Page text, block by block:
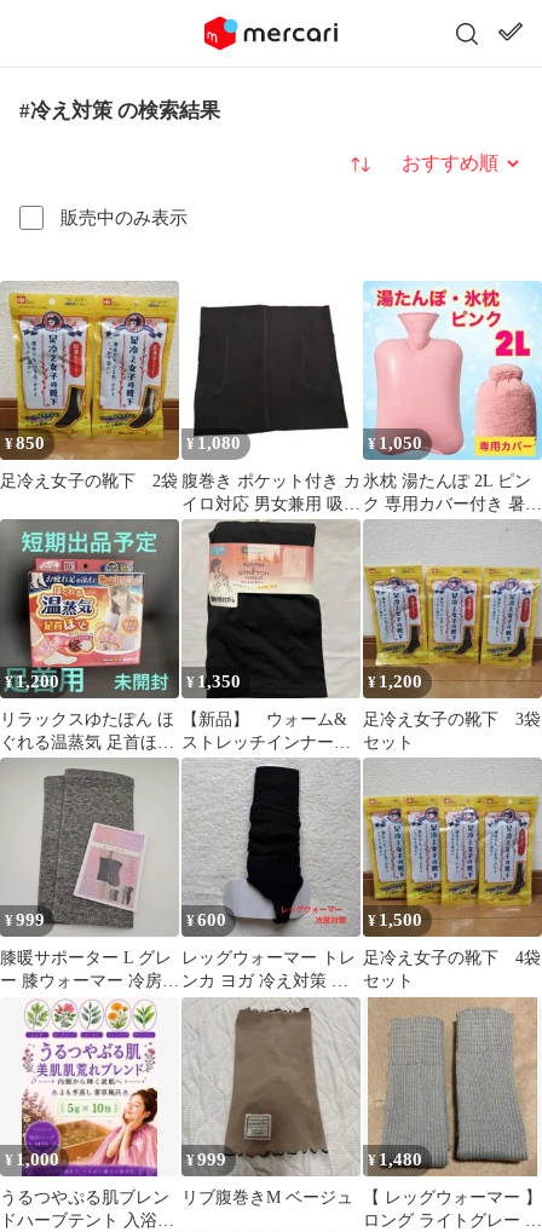
#冷え対策 の検索結果
販売中のみ表示
並び替え
¥850
足冷え女子の靴下 2袋
¥ 1,080
腹巻き ポケット付き カ
イロ対応 男女兼用 吸湿
発熱 抗菌防臭 薄手 防
寒 保温
¥ 1,050
氷枕 湯たんぽ 2L ピン
ク 専用カバー付き 暑さ
対策 夏 保温 保冷 氷嚢
¥1,200
リラックスゆたぽん ほ
ぐれる温蒸気 足首ほっ
と
¥ 1,350
【新品】 ウォーム&
ストレッチインナー
腹巻き付き5分丈ボト
ム Lサイズ 温活
¥ 1,200
足冷え女子の靴下 3袋
セット
¥999
膝暖サポーター L グレ
ー 膝ウォーマー 冷房対
策 新品 裏フリース生地
¥600
レッグウォーマー トレ
ンカ ヨガ 冷え対策 冷
房対策 レディース 温活
ブラック
¥ 1,500
足冷え女子の靴下 4袋
セット
¥ 1,000
うるつやぷる肌ブレン
ドハーブテント 入浴剤
¥999
リブ腹巻きM ベージュ
¥1,480
【 レッグウォーマー 】
ロング ライトグレー 冷